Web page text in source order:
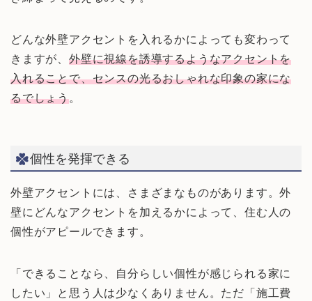
どんな外壁アクセントを入れるかによっても変わって
きますが、 外壁に視線を誘導するようなアクセントを
入れることで、センスの光るおしゃれな印象の家にな
るでしょう。
個性を発揮できる
外壁アクセントには、さまざまなものがあります。外
壁にどんなアクセントを加えるかによって、住む人の
個性がアピールできます。
「できることなら、自分らしい個性が感じられる家に
したい」と思う人は少なくありません。ただ「施工費